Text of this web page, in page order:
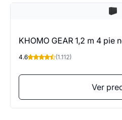
KHOMO GEAR 1,2 m 4 pie
4.6 (1.112)
Ver